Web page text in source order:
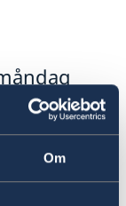
Om
1 april
den
bokas i